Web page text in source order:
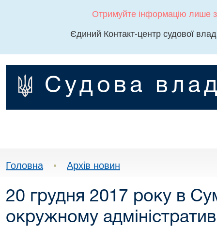
Отримуйте інформацію лише
Єдиний Контакт-центр судової
Судова
Головна • Архів новин
20 грудня 2017 року в
окружному